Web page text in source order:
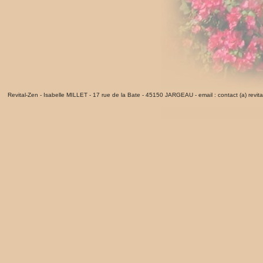
Revital-Zen - Isabelle MILLET - 17 rue de la Bate - 45150 JARGEAU - email : contact (a)